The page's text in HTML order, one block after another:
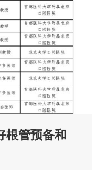
根管预备和